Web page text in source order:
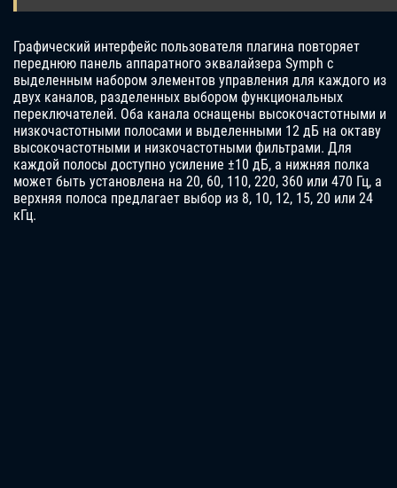
Графический интерфейс пользователя плагина повторяет
переднюю панель аппаратного эквалайзера Symph с
выделенным набором элементов управления для каждого из
двух каналов, разделенных выбором функциональных
переключателей. Оба канала оснащены высокочастотными и
низкочастотными полосами и выделенными 12 дБ на октаву
высокочастотными и низкочастотными фильтрами. Для
каждой полосы доступно усиление ±10 дБ, а нижняя полка
может быть установлена ​​на 20, 60, 110, 220, 360 или 470 Гц, а
верхняя полоса предлагает выбор из 8, 10, 12, 15, 20 или 24
кГц.